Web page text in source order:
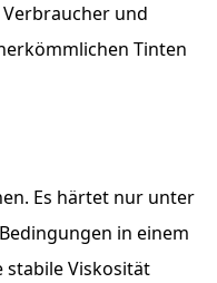
und
Tinten
Es härtet nur unter
in einem
Viskosität